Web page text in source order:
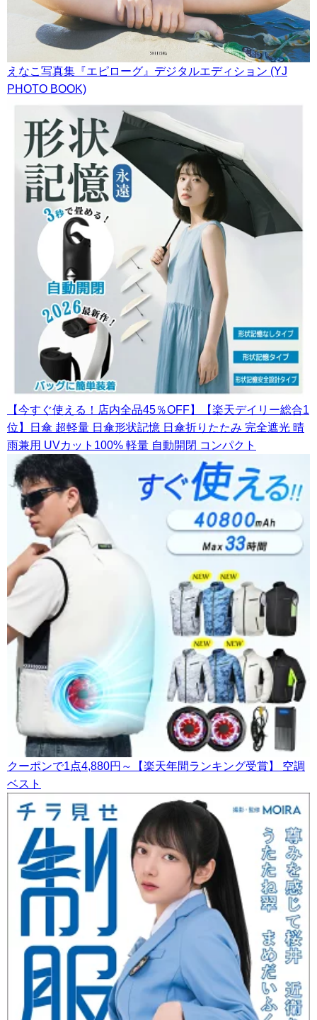
えなこ写真集『エピローグ』デジタルエディション (YJ
PHOTO BOOK)
【今すぐ使える！店内全品45％OFF】【楽天デイリー総合1
位】日傘 超軽量 日傘形状記憶 日傘折りたたみ 完全遮光 晴
雨兼用 UVカット100% 軽量 自動開閉 コンパクト
クーポンで1点4,880円～【楽天年間ランキング受賞】 空調
ベスト